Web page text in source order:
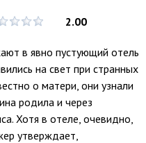
2.00
в явно пустующий отель
на свет при странных
о матери, они узнали
родила и через
Хотя в отеле, очевидно,
утверждает,